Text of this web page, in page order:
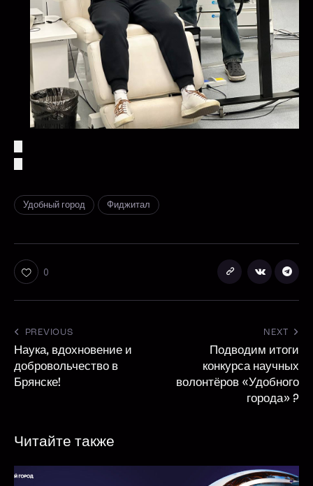
Удобный город Фиджитал
0
PREVIOUS
Наука, вдохновение и
добровольчество в
Брянске!
NEXT
Подводим итоги
конкурса научных
волонтёров «Удобного
города» ?
Читайте также